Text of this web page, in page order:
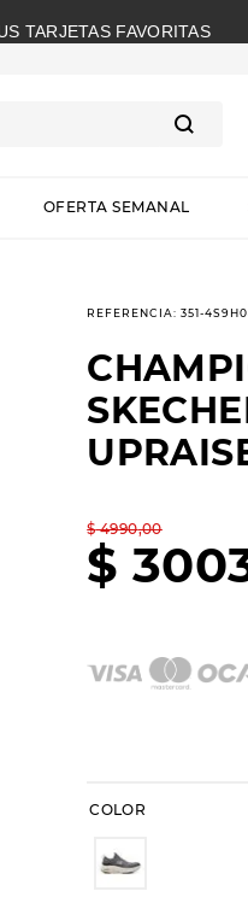
TARJETAS FAVORITAS
OFERTA SEMANAL
REFERENCIA:351-
$ 4990,00
$
COLOR